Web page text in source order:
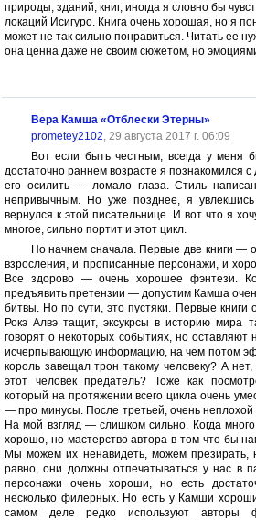
природы, зданий, книг, иногда я словно бы
локаций Исигуро. Книга очень хорошая, но я
может не так сильно понравиться. Читать ее
она ценна даже не своим сюжетом, но
Вера Камша «Отблески Этерны»
prometey2102, 29 августа 2017 г. 06:09
Вот если быть честным, всегда у
достаточно раннем возрасте я познакомился с
его осилить — ломало глаза. Стиль
непривычным. Но уже позднее, я увлекшись
вернулся к этой писательнице. И вот что я
многое, сильно портит и этот цикл.
Но начнем сначала. Первые две книги —
взросления, и прописанные персонажи, и
Все здорово — очень хорошее фэнтези.
предъявить претензии — допустим Камша
битвы. Но по сути, это пустяки. Первые
Рокэ Алвэ тащит, эксукрсы в историю
говорят о некоторых событиях, но оставляют
исчерпывающую информацию, на чем потом
король завещал трон такому человеку? А
этот человек предатель? Тоже как
который на протяжении всего цикла очень
— про минусы. После третьей, очень неплохой
На мой взгляд — слишком сильно. Когда
хорошо, но мастерство автора в том что бы
Мы можем их ненавидеть, можем презирать,
равно, они должны отпечатываться у нас в
персонажи очень хороши, но есть
несколько филерных. Но есть у Камши
самом деле редко используют авторы